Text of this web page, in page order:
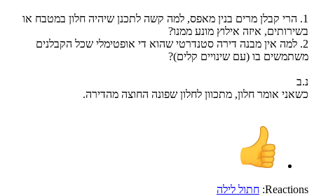
1. הרי קבלן מרים בנין מאפס, למה קשה לתכנן שיהיה חלון במטבח או
בשירותים, איזה אילוץ מונע ממנו?
2. למה אין מבנה דירה סטנדרטי שהוא די אופטימלי שכל הקבלנים
משתמשים בו (עם שינויים קלים)?
נ.ב
כשאני אומר חלון, מתכוון לחלון שפונה החוצה מהדירה.
Reactions: חתול לילה